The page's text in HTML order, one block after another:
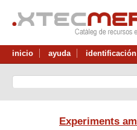
inicio ayuda identificación
Experiments